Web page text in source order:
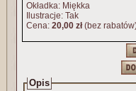
Okładka: Miękka
Ilustracje: Tak
Cena: 20,00 zł(bez
Opis